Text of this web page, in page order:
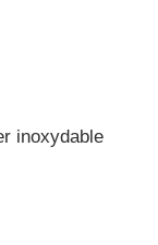
inoxydable